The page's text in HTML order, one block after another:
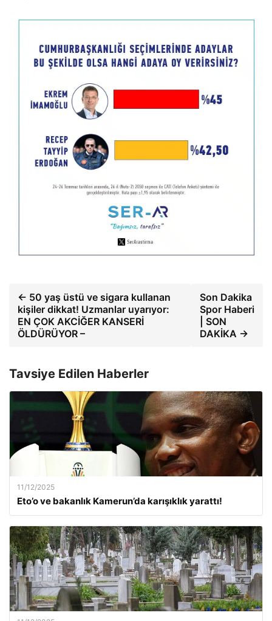
← 50 yaş üstü ve sigara kullanan
kişiler dikkat! Uzmanlar uyarıyor:
EN ÇOK AKCİĞER KANSERİ
ÖLDÜRÜYOR –
Son Dakika
Spor Haberi
| SON
DAKİKA →
Tavsiye Edilen Haberler
11/12/2025
Eto’o ve bakanlık Kamerun’da karışıklık yarattı!